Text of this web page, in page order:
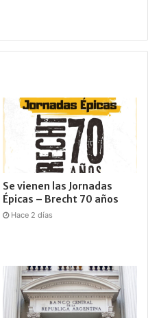
Se vienen las Jornadas
Épicas – Brecht 70 años
Hace 2 días